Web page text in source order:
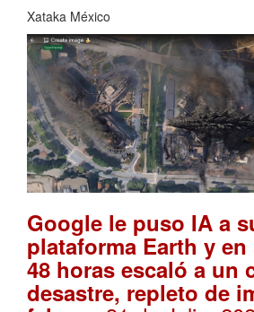
Xataka México
Google le puso IA a
plataforma Earth y
48 horas escaló a un
desastre, repleto de